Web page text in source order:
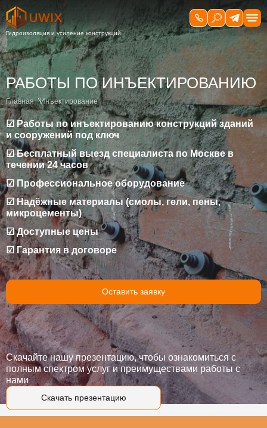
РАБОТЫ ПО ИНЪЕКТИРОВАНИЮ
Главная Инъектирование
☑ Работы по инъектированию конструкций зданий
и сооружений под ключ
☑ Бесплатный выезд специалиста по Москве в
течении 24 часов
☑ Профессиональное оборудование
☑ Надёжные материалы (смолы, гели, пены,
микроцементы)
☑ Доступные цены
☑ Гарантия в договоре
Оставить заявку
Скачать презентацию
Скачайте нашу презентацию, чтобы ознакомиться с
полным спектром услуг и преимуществами работы с
нами